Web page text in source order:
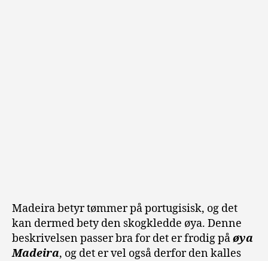
Madeira betyr tømmer på portugisisk, og det
kan dermed bety den skogkledde øya. Denne
beskrivelsen passer bra for det er frodig påøya
Madeira, og det er vel også derfor den kalles